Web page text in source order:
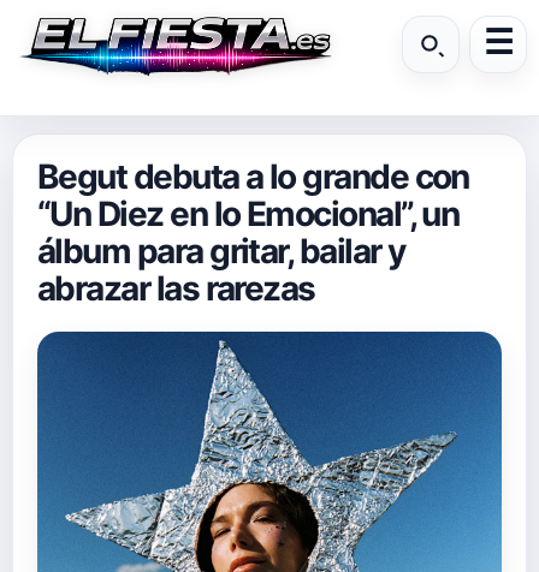
Begut debuta a lo grande con
“Un Diez en lo Emocional”, un
álbum para gritar, bailar y
abrazar las rarezas